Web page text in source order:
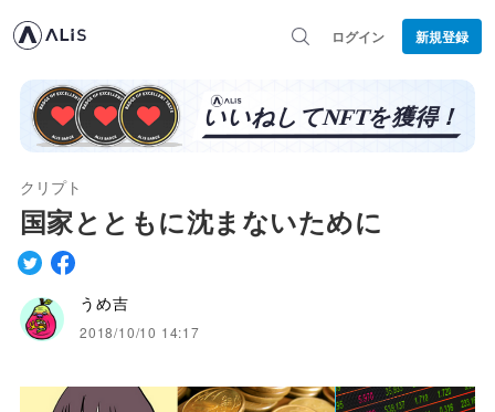
ログイン 新規登録
クリプト
国家とともに沈まないために
うめ吉
2018/10/10 14:17